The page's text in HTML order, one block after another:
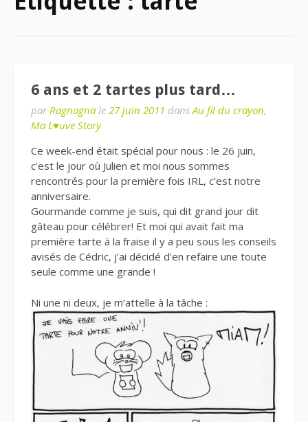
6 ans et 2 tartes plus tard…
par Ragnagna le 27 juin 2011 dansAu fil du crayon,
Ma L♥uve Story
Ce week-end était spécial pour nous : le 26 juin,
c’est le jour où Julien et moi nous sommes
rencontrés pour la première fois IRL, c’est notre
anniversaire.
Gourmande comme je suis, qui dit grand jour dit
gâteau pour célébrer! Et moi qui avait fait ma
première tarte à la fraise il y a peu sous les conseils
avisés de Cédric, j’ai décidé d’en refaire une toute
seule comme une grande !
Ni une ni deux, je m’attelle à la tâche :